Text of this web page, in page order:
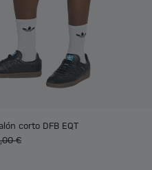
corto DFB EQT
€